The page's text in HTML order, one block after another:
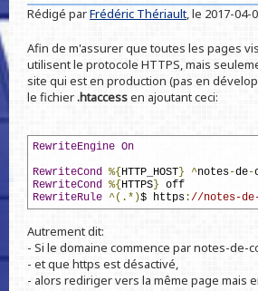
Rédigé parFrédéric Thériault, le 2017-04-
Afin de m'assurer que toutes les pages
utilisent le protocole HTTPS, mais
site qui est en production (pas en
le fichier.htaccessen ajoutant ceci:
RewriteEngine On
RewriteCond %{ HTTP_HOST } ^notes-de-
RewriteCond %{ HTTPS } off
RewriteRule ^(.*)$ https://notes-
Autrement dit:
- Si le domaine commence par notes-de-
- et que https est désactivé,
- alors rediriger vers la même page mais